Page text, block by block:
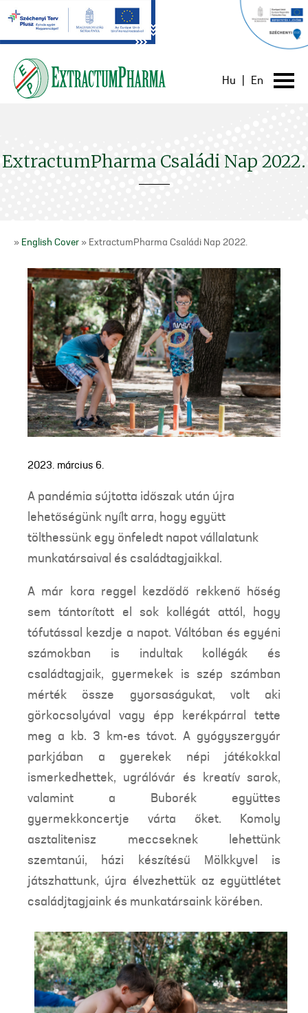
Hu En
ExtractumPharma Családi Nap 2022.
» English Cover » ExtractumPharma Családi Nap 2022.
2023. március 6.
A pandémia sújtotta időszak után újra
lehetőségünk nyílt arra, hogy együtt
tölthessünk egy önfeledt napot vállalatunk
munkatársaival és családtagjaikkal.
A már kora reggel kezdődő rekkenő hőség
sem tántorított el sok kollégát attól, hogy
tófutással kezdje a napot. Váltóban és egyéni
számokban is indultak kollégák és
családtagjaik, gyermekek is szép számban
mérték össze gyorsaságukat, volt aki
görkocsolyával vagy épp kerékpárral tette
meg a kb. 3 km-es távot. A gyógyszergyár
parkjában a gyerekek népi játékokkal
ismerkedhettek, ugrálóvár és kreatív sarok,
valamint a Buborék együttes
gyermekkoncertje várta őket. Komoly
asztalitenisz meccseknek lehettünk
szemtanúi, házi készítésű Mölkkyvel is
játszhattunk, újra élvezhettük az együttlétet
családjtagjaink és munkatársaink körében.